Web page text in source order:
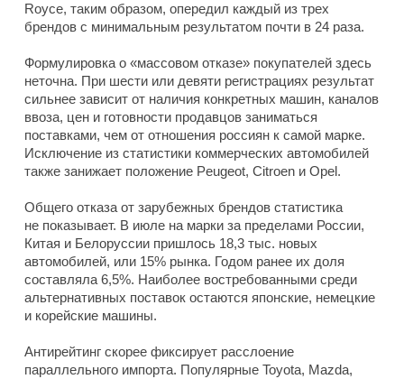
Royce, таким образом, опередил каждый из трех
брендов с минимальным результатом почти в 24 раза.
Формулировка о «массовом отказе» покупателей здесь
неточна. При шести или девяти регистрациях результат
сильнее зависит от наличия конкретных машин, каналов
ввоза, цен и готовности продавцов заниматься
поставками, чем от отношения россиян к самой марке.
Исключение из статистики коммерческих автомобилей
также занижает положение Peugeot, Citroen и Opel.
Общего отказа от зарубежных брендов статистика
не показывает. В июле на марки за пределами России,
Китая и Белоруссии пришлось 18,3 тыс. новых
автомобилей, или 15% рынка. Годом ранее их доля
составляла 6,5%. Наиболее востребованными среди
альтернативных поставок остаются японские, немецкие
и корейские машины.
Антирейтинг скорее фиксирует расслоение
параллельного импорта. Популярные Toyota, Mazda,